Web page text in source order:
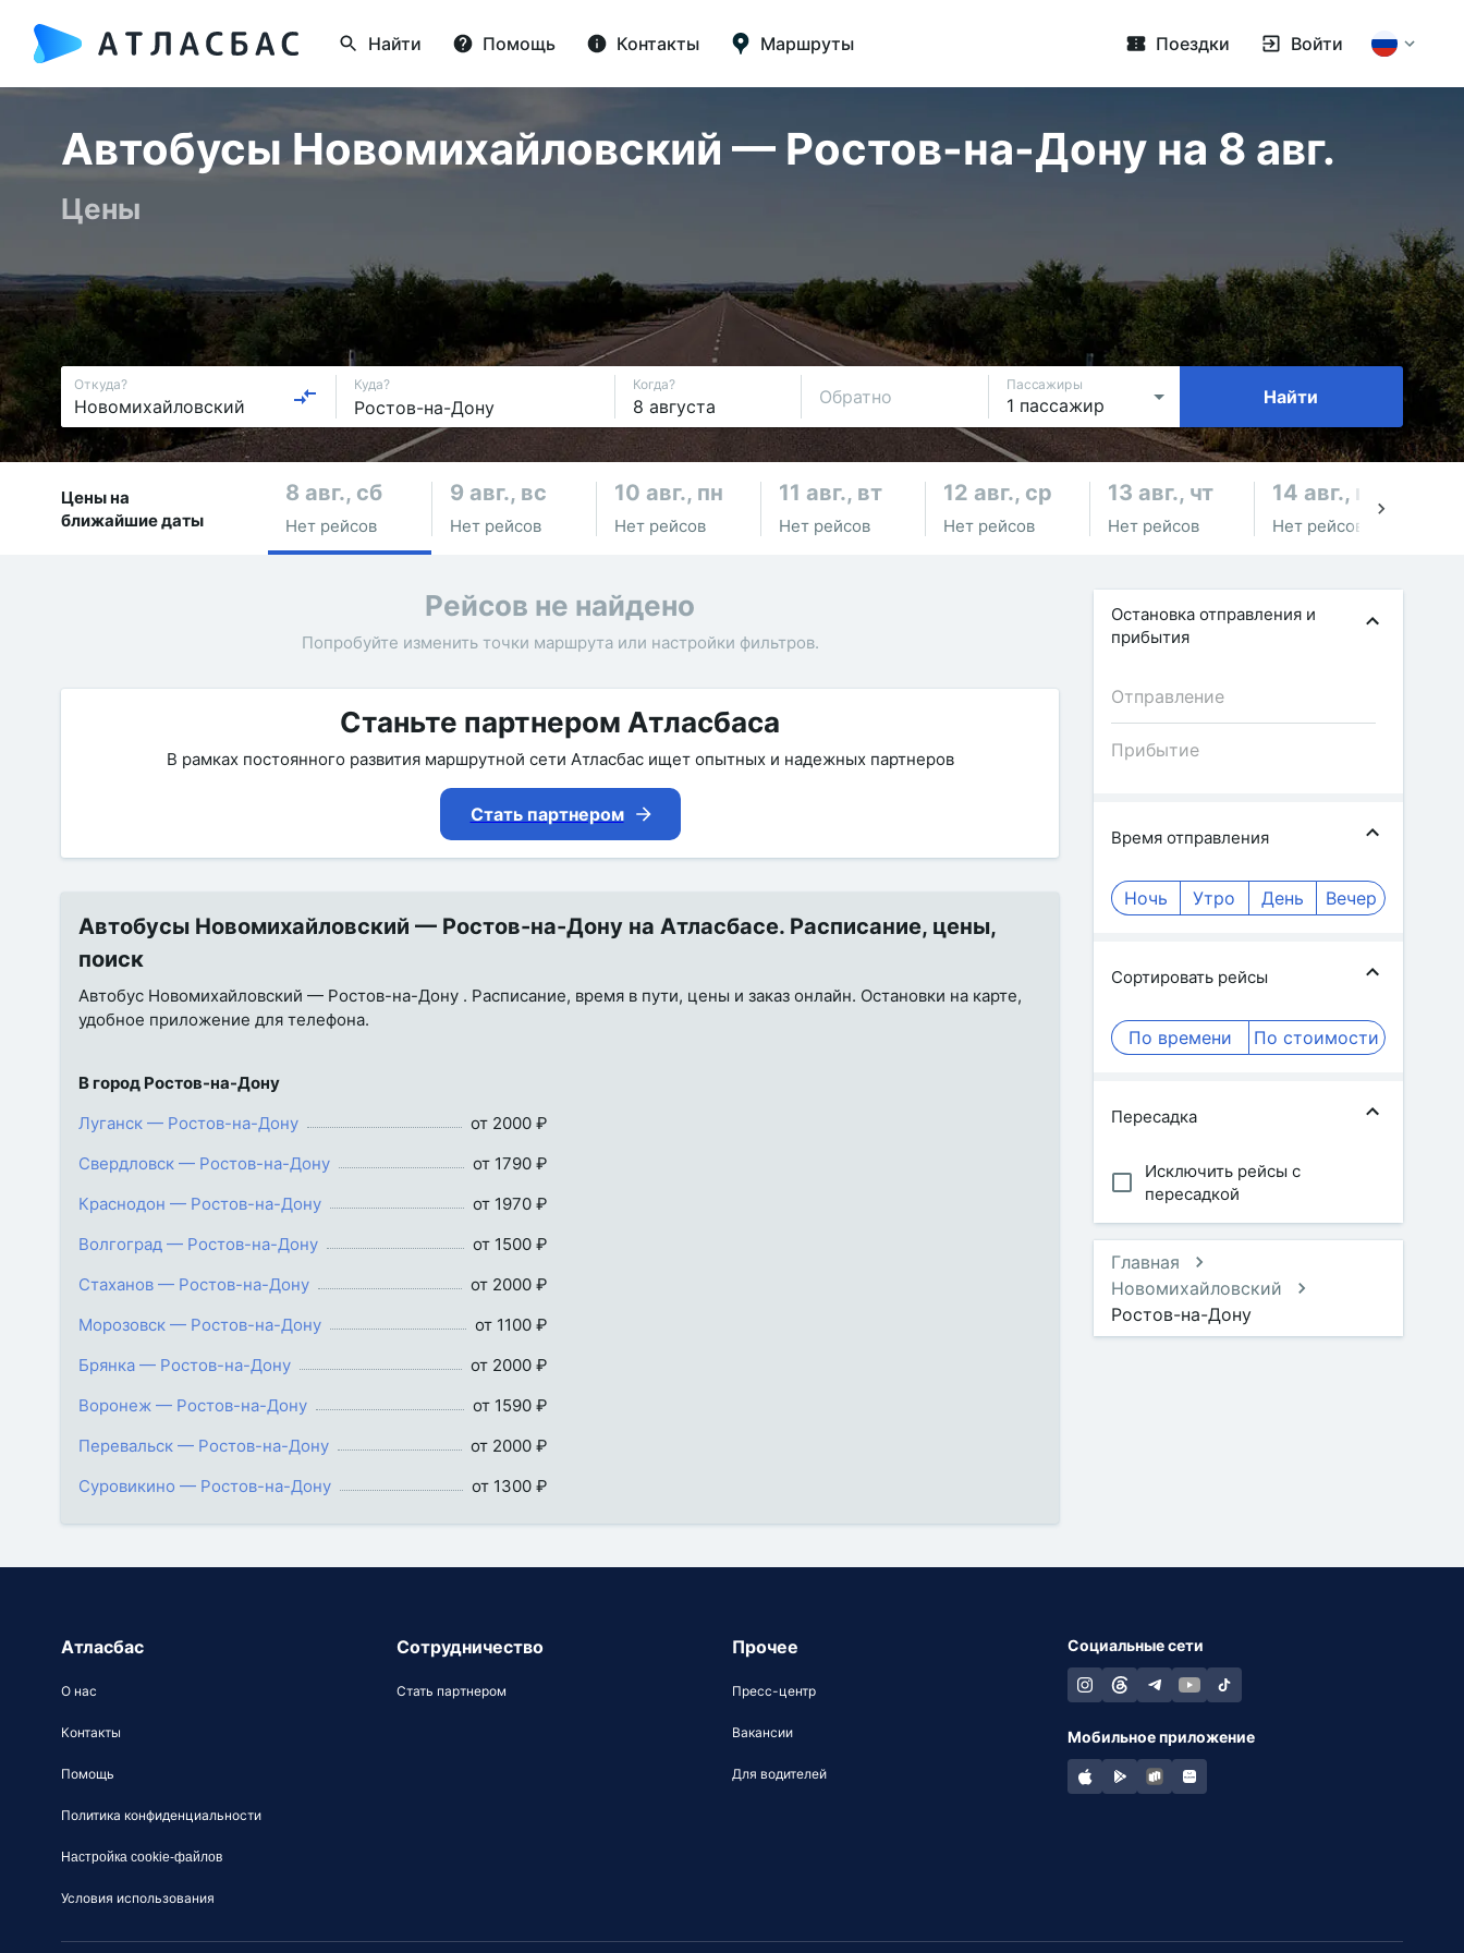
Найти Помощь Контакты Маршруты Поездки Войти
Автобусы Новомихайловский — Ростов-на-Дону на 8 авг.
Цены
Откуда? Куда? Когда?
Обратно
Пассажиры
Найти
Цены на
ближайшие даты
8 авг., сб
Нет рейсов
9 авг., вс
Нет рейсов
10 авг., пн
Нет рейсов
11 авг., вт
Нет рейсов
12 авг., ср
Нет рейсов
13 авг., чт
Нет рейсов
14 авг., пт
Нет рейсов
Рейсов не найдено
Попробуйте изменить точки маршрута или настройки фильтров.
Станьте партнером Атласбаса
В рамках постоянного развития маршрутной сети Атласбас ищет опытных и надежных партнеров
Стать партнером
Автобусы Новомихайловский — Ростов-на-Дону на Атласбасе. Расписание, цены,
поиск
Автобус Новомихайловский — Ростов-на-Дону . Расписание, время в пути, цены и заказ онлайн. Остановки на карте,
удобное приложение для телефона.
В город Ростов-на-Дону
Луганск — Ростов-на-Дону
от 2000 ₽
Свердловск — Ростов-на-Дону
от 1790 ₽
Краснодон — Ростов-на-Дону
от 1970 ₽
Волгоград — Ростов-на-Дону
от 1500 ₽
Стаханов — Ростов-на-Дону
от 2000 ₽
Морозовск — Ростов-на-Дону
от 1100 ₽
Брянка — Ростов-на-Дону
от 2000 ₽
Воронеж — Ростов-на-Дону
от 1590 ₽
Перевальск — Ростов-на-Дону
от 2000 ₽
Суровикино — Ростов-на-Дону
от 1300 ₽
Остановка отправления и
прибытия
Время отправления
Ночь Утро День Вечер
Сортировать рейсы
По времени По стоимости
Пересадка
Исключить рейсы с
пересадкой
Главная
Новомихайловский
Ростов-на-Дону
Атласбас
О нас
Контакты
Помощь
Политика конфиденциальности
Настройка cookie-файлов
Условия использования
Сотрудничество
Стать партнером
Прочее
Пресс-центр
Вакансии
Для водителей
Социальные сети
Мобильное приложение